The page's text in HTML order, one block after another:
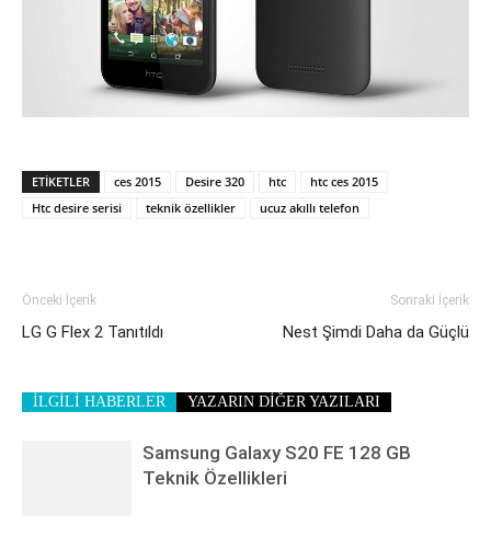
ETIKETLER ces 2015 Desire 320 htc
htc ces 2015
Htc desire serisi
teknik özellikler ucuz akıllı telefon
Önceki İçerik
LG G Flex 2 Tanıtıldı
Sonraki İçerik
Nest Şimdi Daha da Güçlü
İLGİLİ HABERLER YAZARIN DİĞER YAZILARI
Samsung Galaxy S20 FE 128 GB
Teknik Özellikleri